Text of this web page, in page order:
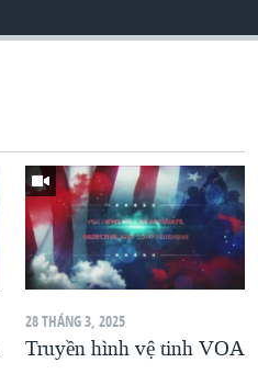
28 THÁNG 3, 2025
Truyền hình vệ tinh VOA